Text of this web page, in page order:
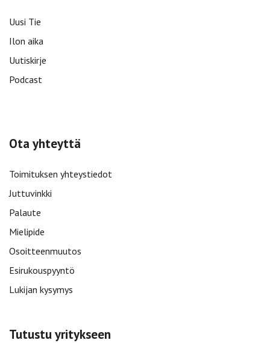
Uusi Tie
Ilon aika
Uutiskirje
Podcast
Ota yhteyttä
Toimituksen yhteystiedot
Juttuvinkki
Palaute
Mielipide
Osoitteenmuutos
Esirukouspyyntö
Lukijan kysymys
Tutustu yritykseen